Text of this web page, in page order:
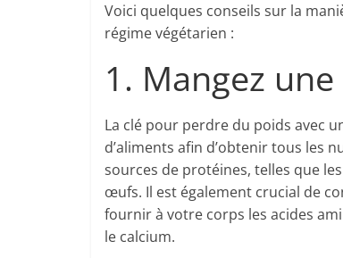
Voici quelques conseils sur la
régime végétarien :
1. Mangez
La clé pour perdre du poids avec
d’aliments afin d’obtenir tous les
sources de protéines, telles que
œufs. Il est également crucial de
fournir à votre corps les acides
le calcium.